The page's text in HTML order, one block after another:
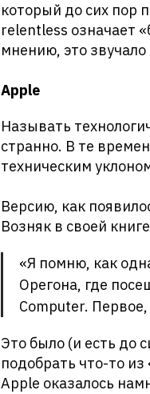
который до сих пор
relentless означает
мнению, это
Apple
Называть
странно. В те
техническим
Версию, как
Возняк в своей
«Я помню, как
Орегона, где
Computer. Первое,
Это было (и есть до
подобрать что-то
Apple оказалось